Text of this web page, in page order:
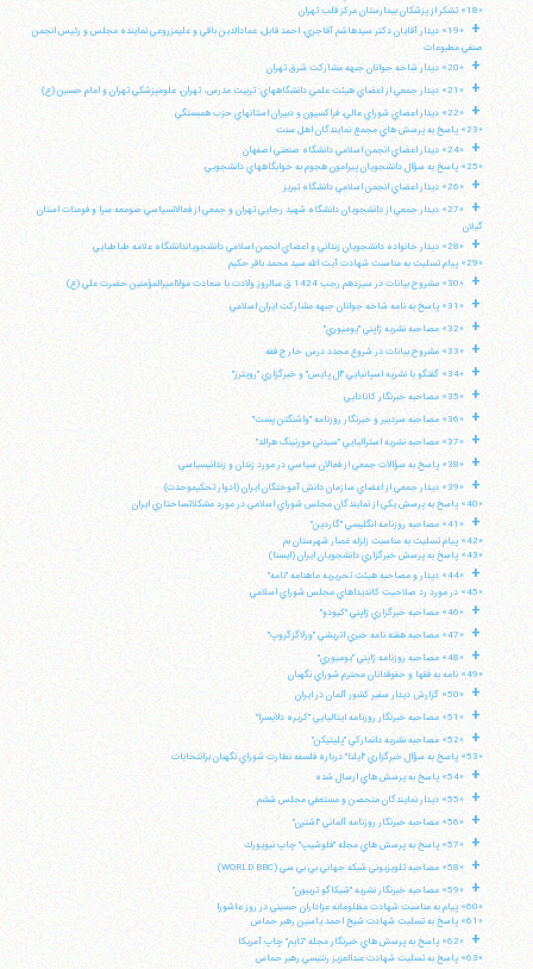
«18» تشكر از پزشكان بيمارستان مركز قلب تهران
+
«19» ديدار آقايان دكتر سيدهاشم آقاجري، احمد قابل، عمادالدين باقي و عليمزروعي نماينده مجلس و رئيس انجمن
صنفي مطبوعات
+ «20» ديدار شاخه جوانان جبهه مشاركت شرق تهران
+ «21» ديدار جمعي از اعضاي هيئت علمي دانشگاههاي: تربيت مدرس، تهران، علومپزشكي تهران و امام حسين (ع)
+
«22» ديدار اعضاي شوراي عالي، فراكسيون و دبيران استانهاي حزب همبستگي
«23» پاسخ به پرسش هاي مجمع نمايندگان اهل سنت
+
«24» ديدار اعضاي انجمن اسلامي دانشگاه صنعتي اصفهان
«25» پاسخ به سؤال دانشجويان پيرامون هجوم به خوابگاههاي دانشجويي
+ «26» ديدار اعضاي انجمن اسلامي دانشگاه تبريز
+
«27» ديدار جمعي از دانشجويان دانشگاه شهيد رجايي تهران و جمعي از فعالانسياسي صومعه سرا و فومنات استان
گيلان
+
«28» ديدار خانواده دانشجويان زنداني و اعضاي انجمن اسلامي دانشجوياندانشگاه علامه طباطبايي
«29» پيام تسليت به مناسبت شهادت آيت الله سيد محمد باقر حكيم
+ «30» مشروح بيانات در سيزدهم رجب 1424 ق سالروز ولادت با سعادت مولااميرالمؤمنين حضرت علي (ع)
+ «31» پاسخ به نامه شاخه جوانان جبهه مشاركت ايران اسلامي
+ «32» مصاحبه نشريه ژاپني "يوميوري"
+ «33» مشروح بيانات در شروع مجدد درس خارج فقه
+ «34» گفتگو با نشريه اسپانيايي "ال پايس" و خبرگزاري "رويترز"
+ «35» مصاحبه خبرنگار كانادايي
+ «36» مصاحبه سردبير و خبرنگار روزنامه "واشنگتن پست"
+ «37» مصاحبه نشريه استراليايي "سيدني مورنينگ هرالد"
+ «38» پاسخ به سؤالات جمعي از فعالان سياسي در مورد زندان و زندانيسياسي
+
«39» ديدار جمعي از اعضاي سازمان دانش آموختگان ايران (ادوار تحكيموحدت)
«40» پاسخ به پرسش يكي از نمايندگان مجلس شوراي اسلامي در مورد مشكلاتساختاري ايران
+
«41» مصاحبه روزنامه انگليسي "گاردين"
«42» پيام تسليت به مناسبت زلزله غمبار شهرستان بم
«43» پاسخ به پرسش خبرگزاري دانشجويان ايران (ايسنا)
+
«44» ديدار و مصاحبه هيئت تحريريه ماهنامه "نامه"
«45» در مورد رد صلاحيت كانديداهاي مجلس شوراي اسلامي
+ «46» مصاحبه خبرگزاري ژاپني "كيودو"
+ «47» مصاحبه هفته نامه خبري اتريشي "ورلاگزگروپ"
+
«48» مصاحبه روزنامه ژاپني "يوميوري"
«49» نامه به فقها و حقوقدانان محترم شوراي نگهبان
+ «50» گزارش ديدار سفير كشور آلمان در ايران
+ «51» مصاحبه خبرنگار روزنامه ايتاليايي "كريره دلايسرا"
+
«52» مصاحبه نشريه دانماركي "پليتيكن"
«53» پاسخ به سؤال خبرگزاري "ايلنا" درباره فلسفه نظارت شوراي نگهبان برانتخابات
+ «54» پاسخ به پرسش هاي ارسال شده
+ «55» ديدار نمايندگان متحصن و مستعفي مجلس ششم
+ «56» مصاحبه خبرنگار روزنامه آلماني "اشترن"
+ «57» پاسخ به پرسش هاي مجله "فلوشيپ" چاپ نيويورك
+ «58» مصاحبه تلويزيوني شبكه جهاني بي بي سي (WORLD BBC)
+
«59» مصاحبه خبرنگار نشريه "شيكاگو تريبون"
«60» پيام به مناسبت شهادت مظلومانه عزاداران حسيني در روز عاشورا
«61» پاسخ به تسليت شهادت شيخ احمد ياسين رهبر حماس
+
«62» پاسخ به پرسش هاي خبرنگار مجله "تايم" چاپ آمريكا
«63» پاسخ به تسليت شهادت عبدالعزيز رنتيسي رهبر حماس
آیت‌الله منتظری
وب سایت رسمی آیت‌الله منتظری
ایران ،قم ، میدان مصلّی، بلوار شهید محمّد منتظری، كوچه
شماره ٨
تلفن 37740011-25-98+ تا 14
فکس37740015-25-98+